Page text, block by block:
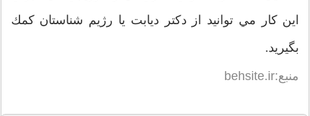
اين كار مي توانيد از دكتر ديابت يا رژيم شناستان كمك
بگيريد.
منبع:behsite.ir